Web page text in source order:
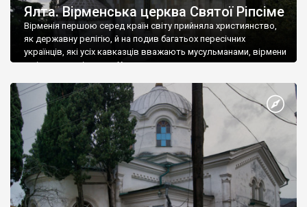
Ялта. Вірменська церква Святої Ріпсіме
Вірменія першою серед країн світу прийняла християнство,
як державну релігію, й на подив багатьох пересічних
українців, які усіх кавказців вважають мусульманами, вірмени
є відданими вірянами Христа